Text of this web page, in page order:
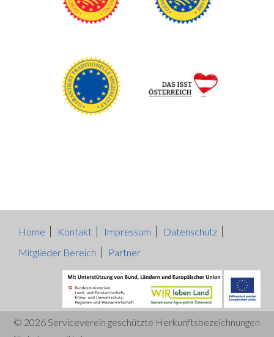
Home Kontakt Impressum
Datenschutz
Mitglieder Bereich
Partner
© 2026 Serviceverein geschützte Herkunftsbezeichnungen